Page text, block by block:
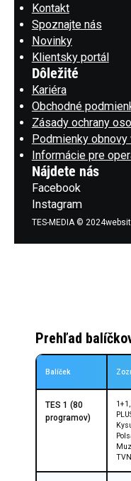
Kontakt
Spoznajte nás
Novinky
Klientsky portál
Dôležité
Kariéra
Obchodné
Zásady ochrany
Podmienky
Informácie pre
Nájdete nás
Facebook
Instagram
TES-MEDIA © 2024
Prehľad
Balíček
TES 1 (80
programov)